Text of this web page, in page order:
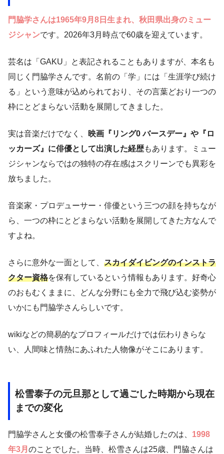
門脇学さんは1965年9月8日生まれ、秋田県出身のミュー
ジシャンです。2026年3月時点で60歳を迎えています。
芸名は「GAKU」と表記されることもありますが、本名も
同じく門脇学さんです。名前の「学」には「生涯学び続け
る」という意味が込められており、その言葉どおり一つの
枠にとどまらない活動を展開してきました。
実は音楽だけでなく、 映画『リング0 バースデー』や『ロ
ッカーズ』に俳優として出演した経歴もあります。ミュー
ジシャンならではの独特の存在感はスクリーンでも異彩を
放ちました。
音楽家・プロデューサー・俳優という三つの顔を持ちなが
ら、一つの枠にとどまらない活動を展開してきた方なんで
すよね。
さらに意外な一面として、 スカイダイビングのインストラ
クター資格を保有しているという情報もあります。好奇心
のおもむくままに、どんな分野にも全力で飛び込む姿勢が
いかにも門脇学さんらしいです。
wikiなどの簡易的なプロフィールだけでは伝わりきらな
い、人間味と情熱にあふれた人物像がそこにあります。
松雪泰子の元旦那として過ごした時期から現在
までの変化
門脇学さんと女優の松雪泰子さんが結婚したのは、 1998
年3月 のことでした。当時、松雪さんは25歳、門脇さんは